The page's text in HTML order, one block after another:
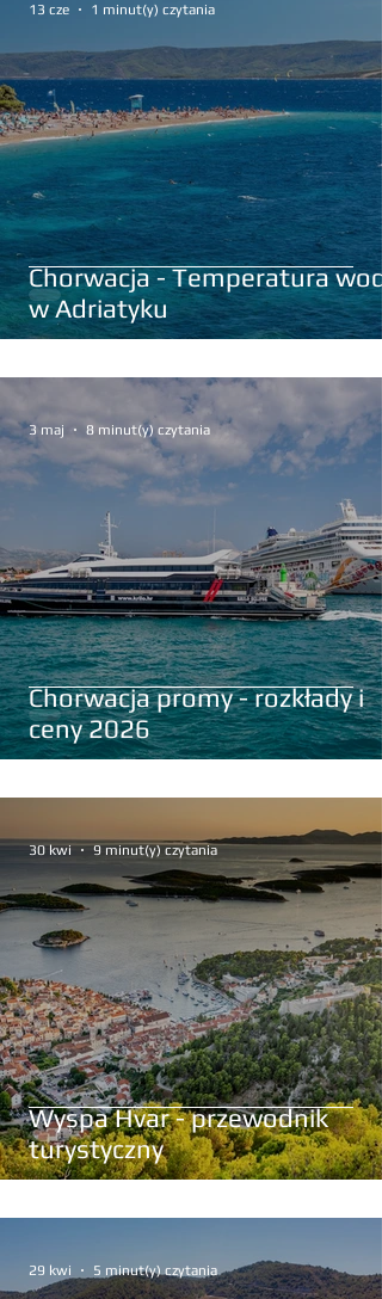
Chorwacja - Temperatura wody
w Adriatyku
13 cze 1 minut(y) czytania
Chorwacja promy - rozkłady i
ceny 2026
3 maj 8 minut(y) czytania
Wyspa Hvar - przewodnik
turystyczny
30 kwi 9 minut(y) czytania
29 kwi 5 minut(y) czytania